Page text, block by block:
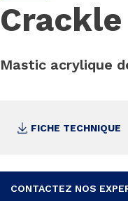
Crackle
Mastic acrylique
FICHE TECHNIQUE
CONTACTEZ NOS